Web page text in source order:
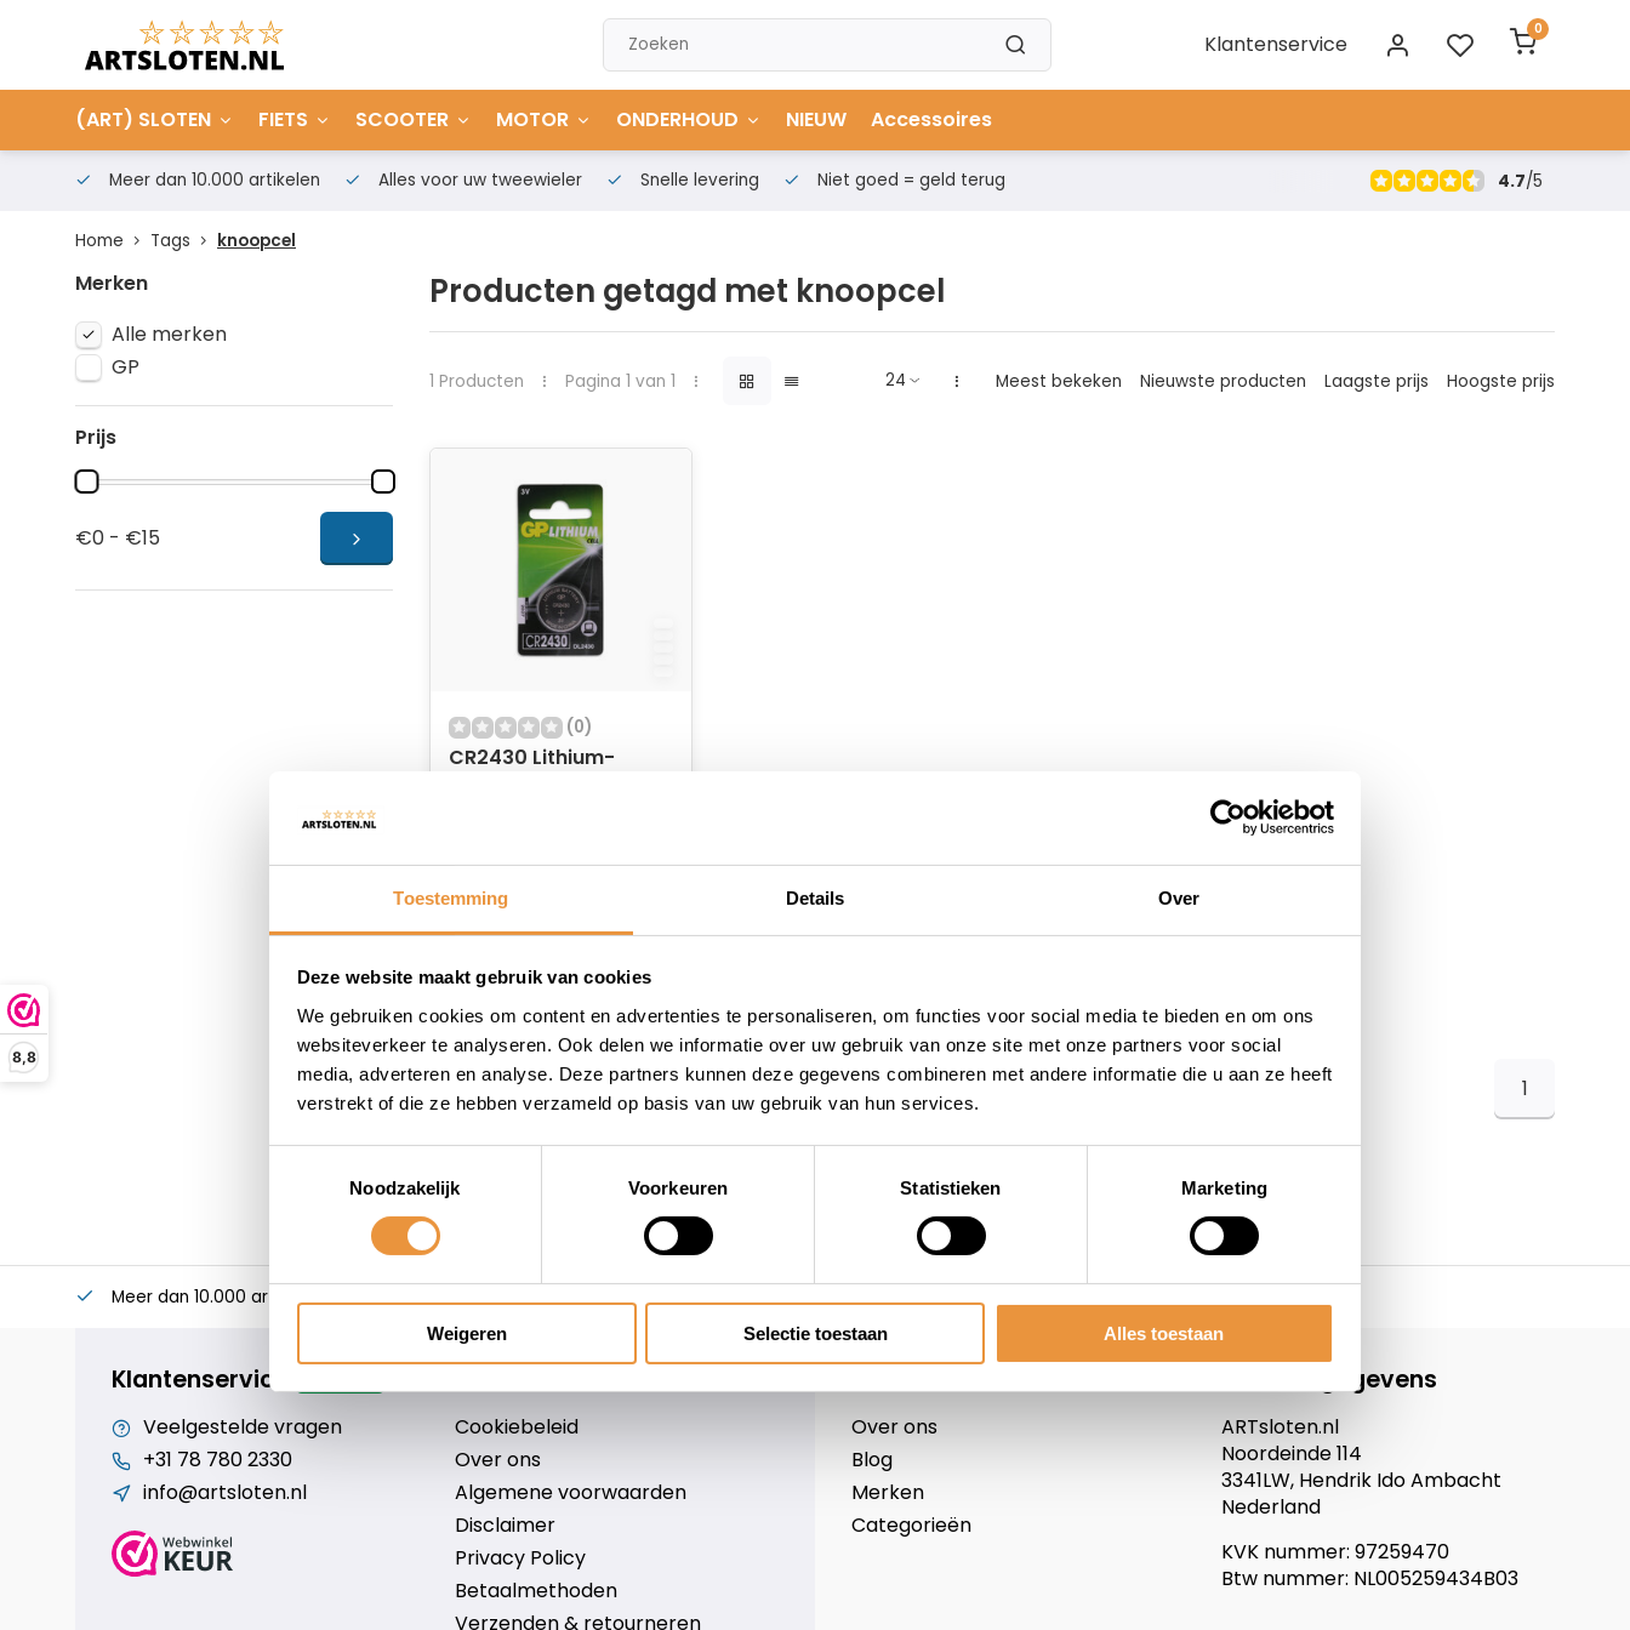
Toestemming Details Over
Deze website maakt gebruik van cookies
We gebruiken cookies om content en advertenties te personaliseren, om functies voor social media te bieden en om ons
websiteverkeer te analyseren. Ook delen we informatie over uw gebruik van onze site met onze partners voor social
media, adverteren en analyse. Deze partners kunnen deze gegevens combineren met andere informatie die u aan ze heeft
verstrekt of die ze hebben verzameld op basis van uw gebruik van hun services.
Noodzakelijk
Voorkeuren Statistieken Marketing
Weigeren Selectie toestaan Alles toestaan
8,8
Klantenservice
0
(ART) SLOTEN FIETS SCOOTER MOTOR ONDERHOUD NIEUW Accessoires
Meer dan 10.000 artikelen Alles voor uw tweewieler Snelle levering Niet goed = geld terug 4.7/5
Home Tags knoopcel
Merken
Alle merken
GP
Prijs
€0 - €15
Producten getagd met knoopcel
1 Producten Pagina 1 van 1 Meest bekeken Nieuwste producten Laagste prijs Hoogste prijs
(0)
CR2430 Lithium-
10,21
1
Meer dan 10.000 artikelen Alles voor uw tweewieler Snelle levering Niet goed = geld terug
Klantenservice
Veelgestelde vragen
+31 78 780 2330
info@artsloten.nl
Cookiebeleid
Over ons
Algemene voorwaarden
Disclaimer
Privacy Policy
Betaalmethoden
Verzenden & retourneren
Over ons
Blog
Merken
Categorieën
Contactgegevens
ARTsloten.nl
Noordeinde 114
3341LW, Hendrik Ido Ambacht
Nederland
KVK nummer: 97259470
Btw nummer: NL005259434B03